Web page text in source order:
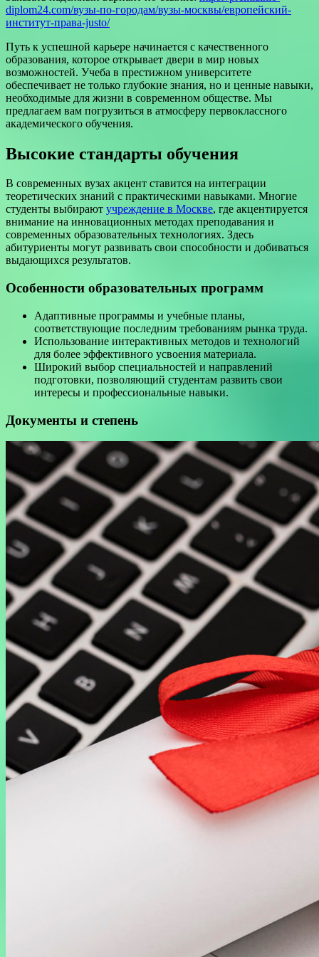
diplom24.com/вузы-по-городам/вузы-москвы/европейский-
институт-права-justo/
Путь к успешной карьере начинается с качественного
образования, которое открывает двери в мир новых
возможностей. Учеба в престижном университете
обеспечивает не только глубокие знания, но и ценные навыки,
необходимые для жизни в современном обществе. Мы
предлагаем вам погрузиться в атмосферу первоклассного
академического обучения.
Высокие стандарты обучения
В современных вузах акцент ставится на интеграции
теоретических знаний с практическими навыками. Многие
студенты выбирают учреждение в Москве, где акцентируется
внимание на инновационных методах преподавания и
современных образовательных технологиях. Здесь
абитуриенты могут развивать свои способности и добиваться
выдающихся результатов.
Особенности образовательных программ
Адаптивные программы и учебные планы,
соответствующие последним требованиям рынка труда.
Использование интерактивных методов и технологий
для более эффективного усвоения материала.
Широкий выбор специальностей и направлений
подготовки, позволяющий студентам развить свои
интересы и профессиональные навыки.
Документы и степень